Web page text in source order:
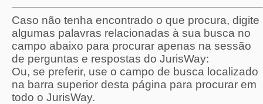
Caso não tenha encontrado o que procura, digite
algumas palavras relacionadas à sua busca no
campo abaixo para procurar apenas na sessão
de perguntas e respostas do JurisWay:
Ou, se preferir, use o campo de busca localizado
na barra superior desta página para procurar em
todo o JurisWay.